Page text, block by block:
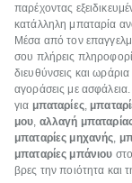
παρέχοντας
κατάλληλη μπαταρία
Μέσα από τον
σου πλήρεις
διευθύνσεις και
αγοράσεις με
για μπαταρίες,
μου, αλλαγή
μπαταρίες μηχανής,
μπαταρίες μπάνιου
βρες την ποιότητα και